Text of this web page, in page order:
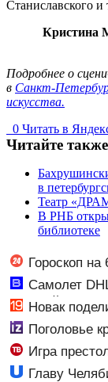
Станиславского
Кристина
Подробнее о
в Санкт-
искусства.
0 Читать в Я
Читайте
в
Театр
В РНБ
библиотеке
Гороскоп на
прошлое, а
гармонией
Самолет
над Лейпцигом
Новак
последние
Поголовье
70 регионах
Игра
Вокруг.ТВ
Главу